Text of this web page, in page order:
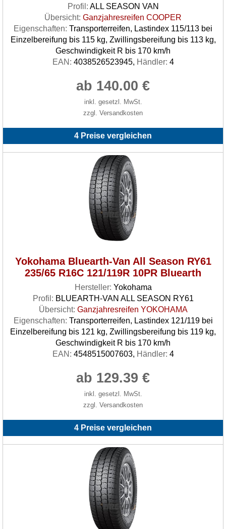
Profil: ALL SEASON VAN
Übersicht: Ganzjahresreifen COOPER
Eigenschaften: Transporterreifen, Lastindex 115/113 bei
Einzelbereifung bis 115 kg, Zwillingsbereifung bis 113 kg,
Geschwindigkeit R bis 170 km/h
EAN: 4038526523945, Händler: 4
ab 140.00 €
inkl. gesetzl. MwSt.
zzgl. Versandkosten
4 Preise vergleichen
Yokohama Bluearth-Van All Season RY61
235/65 R16C 121/119R 10PR Bluearth
Hersteller: Yokohama
Profil: BLUEARTH-VAN ALL SEASON RY61
Übersicht: Ganzjahresreifen YOKOHAMA
Eigenschaften: Transporterreifen, Lastindex 121/119 bei
Einzelbereifung bis 121 kg, Zwillingsbereifung bis 119 kg,
Geschwindigkeit R bis 170 km/h
EAN: 4548515007603, Händler: 4
ab 129.39 €
inkl. gesetzl. MwSt.
zzgl. Versandkosten
4 Preise vergleichen